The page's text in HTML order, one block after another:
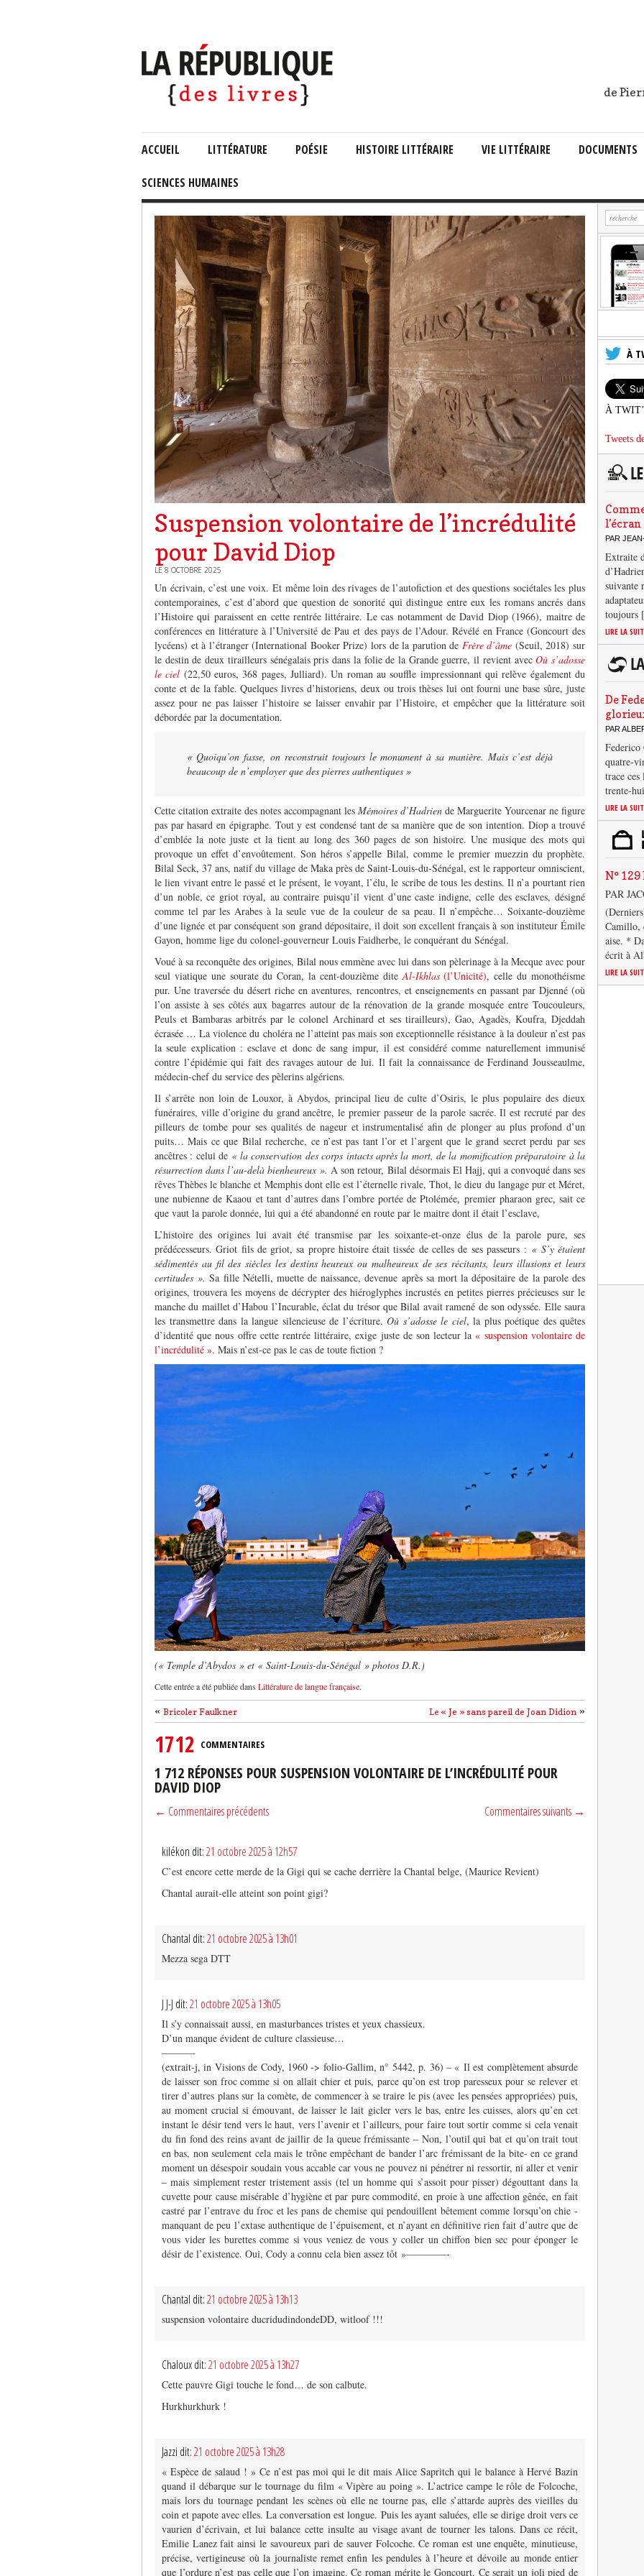
de
ACCUEIL LITTÉRATURE POÉSIE HISTOIRE LITTÉRAIRE VIE LITTÉRAIRE DOCUMENTS
SCIENCES HUMAINES
Suspension volontaire de l’incrédulité
pour David Diop
LE 8 OCTOBRE 2025
Un écrivain, c’est une voix. Et même loin des rivages de l’autofiction et des questions sociétales les plus
contemporaines, c’est d’abord que question de sonorité qui distingue entre eux les romans ancrés dans
l’Histoire qui paraissent en cette rentrée littéraire. Le cas notamment de David Diop (1966), maitre de
conférences en littérature à l’Université de Pau et des pays de l’Adour. Révélé en France (Goncourt des
lycéens) et à l’étranger (International Booker Prize) lors de la parution de Frère d’âme (Seuil, 2018) sur
le destin de deux tirailleurs sénégalais pris dans la folie de la Grande guerre, il revient avec Où s’adosse
le ciel (22,50 euros, 368 pages, Julliard). Un roman au souffle impressionnant qui relève également du
conte et de la fable. Quelques livres d’historiens, deux ou trois thèses lui ont fourni une base sûre, juste
assez pour ne pas laisser l’histoire se laisser envahir par l’Histoire, et empêcher que la littérature soit
débordée par la documentation.
« Quoiqu’on fasse, on reconstruit toujours le monument à sa manière. Mais c’est déjà
beaucoup de n’employer que des pierres authentiques »
Cette citation extraite des notes accompagnant les Mémoires d’Hadrien de Marguerite Yourcenar ne figure
pas par hasard en épigraphe. Tout y est condensé tant de sa manière que de son intention. Diop a trouvé
d’emblée la note juste et la tient au long des 360 pages de son histoire. Une musique des mots qui
provoque un effet d’envoûtement. Son héros s’appelle Bilal, comme le premier muezzin du prophète.
Bilal Seck, 37 ans, natif du village de Maka près de Saint-Louis-du-Sénégal, est le rapporteur omniscient,
le lien vivant entre le passé et le présent, le voyant, l’élu, le scribe de tous les destins. Il n’a pourtant rien
d’un noble, ce griot royal, au contraire puisqu’il vient d’une caste indigne, celle des esclaves, désigné
comme tel par les Arabes à la seule vue de la couleur de sa peau. Il n’empêche… Soixante-douzième
d’une lignée et par conséquent son grand dépositaire, il doit son excellent français à son instituteur Émile
Gayon, homme lige du colonel-gouverneur Louis Faidherbe, le conquérant du Sénégal.
Voué à sa reconquête des origines, Bilal nous emmène avec lui dans son pèlerinage à la Mecque avec pour
seul viatique une sourate du Coran, la cent-douzième dite Al-Ikhlas(l’Unicité), celle du monothéisme
pur. Une traversée du désert riche en aventures, rencontres, et enseignements en passant par Djenné (où
l’on assiste à ses côtés aux bagarres autour de la rénovation de la grande mosquée entre Toucouleurs,
Peuls et Bambaras arbitrés par le colonel Archinard et ses tirailleurs), Gao, Agadès, Koufra, Djeddah
écrasée … La violence du choléra ne l’atteint pas mais son exceptionnelle résistance à la douleur n’est pas
la seule explication : esclave et donc de sang impur, il est considéré comme naturellement immunisé
contre l’épidémie qui fait des ravages autour de lui. Il fait la connaissance de Ferdinand Jousseaulme,
médecin-chef du service des pèlerins algériens.
Il s’arrête non loin de Louxor, à Abydos, principal lieu de culte d’Osiris, le plus populaire des dieux
funéraires, ville d’origine du grand ancêtre, le premier passeur de la parole sacrée. Il est recruté par des
pilleurs de tombe pour ses qualités de nageur et instrumentalisé afin de plonger au plus profond d’un
puits… Mais ce que Bilal recherche, ce n’est pas tant l’or et l’argent que le grand secret perdu par ses
ancêtres : celui de « la conservation des corps intacts après la mort, de la momification préparatoire à la
résurrection dans l’au-delà bienheureux ». A son retour, Bilal désormais El Hajj, qui a convoqué dans ses
rêves Thèbes le blanche et Memphis dont elle est l’éternelle rivale, Thot, le dieu du langage pur et Méret,
une nubienne de Kaaou et tant d’autres dans l’ombre portée de Ptolémée, premier pharaon grec, sait ce
que vaut la parole donnée, lui qui a été abandonné en route par le maitre dont il était l’esclave,
L’histoire des origines lui avait été transmise par les soixante-et-onze élus de la parole pure, ses
prédécesseurs. Griot fils de griot, sa propre histoire était tissée de celles de ses passeurs : « S’y étaient
sédimentés au fil des siècles les destins heureux ou malheureux de ses récitants, leurs illusions et leurs
certitudes ». Sa fille Nételli, muette de naissance, devenue après sa mort la dépositaire de la parole des
origines, trouvera les moyens de décrypter des hiéroglyphes incrustés en petites pierres précieuses sur le
manche du maillet d’Habou l’Incurable, éclat du trésor que Bilal avait ramené de son odyssée. Elle saura
les transmettre dans la langue silencieuse de l’écriture. Où s’adosse le ciel, la plus poétique des quêtes
d’identité que nous offre cette rentrée littéraire, exige juste de son lecteur la « suspension volontaire de
l’incrédulité ». Mais n’est-ce pas le cas de toute fiction ?
(« Temple d’Abydos » et « Saint-Louis-du-Sénégal » photos D.R.)
Cette entrée a été publiée dans Littérature de langue française.
Le « Je » sans pareil de Joan Didion »
« Bricoler Faulkner
1712 COMMENTAIRES
1 712 RÉPONSES POUR SUSPENSION VOLONTAIRE DE L’INCRÉDULITÉ POUR
DAVID DIOP
← Commentaires précédents Commentaires suivants →
kilékon dit:21 octobre 2025 à 12h57
C’est encore cette merde de la Gigi qui se cache derrière la Chantal belge, (Maurice Revient)
Chantal aurait-elle atteint son point gigi?
Chantal dit:21 octobre 2025 à 13h01
Mezza sega DTT
J J-J dit:21 octobre 2025 à 13h05
Il s’y connaissait aussi, en masturbances tristes et yeux chassieux.
D’un manque évident de culture classieuse…
———-
(extrait-j, in Visions de Cody, 1960 -> folio-Gallim, n° 5442, p. 36) – « Il est complètement absurde
de laisser son froc comme si on allait chier et puis, parce qu’on est trop paresseux pour se relever et
tirer d’autres plans sur la comète, de commencer à se traire le pis (avec les pensées appropriées) puis,
au moment crucial si émouvant, de laisser le lait gicler vers le bas, entre les cuisses, alors qu’en cet
instant le désir tend vers le haut, vers l’avenir et l’ailleurs, pour faire tout sortir comme si cela venait
du fin fond des reins avant de jaillir de la queue frémissante – Non, l’outil qui bat et qu’on trait tout
en bas, non seulement cela mais le trône empêchant de bander l’arc frémissant de la bite- en ce grand
moment un désespoir soudain vous accable car vous ne pouvez ni pénétrer ni ressortir, ni aller et venir
– mais simplement rester tristement assis (tel un homme qui s’assoit pour pisser) dégouttant dans la
cuvette pour cause misérable d’hygiène et par pure commodité, en proie à une affection gênée, en fait
castré par l’entrave du froc et les pans de chemise qui pendouillent bêtement comme lorsqu’on chie -
manquant de peu l’extase authentique de l’épuisement, et n’ayant en définitive rien fait d’autre que de
vous vider les burettes comme si vous veniez de vous y coller un chiffon bien sec pour éponger le
désir de l’existence. Oui, Cody a connu cela bien assez tôt »————-
Chantal dit:21 octobre 2025 à 13h13
suspension volontaire ducridudindondeDD, witloof !!!
Chaloux dit:21 octobre 2025 à 13h27
Cette pauvre Gigi touche le fond… de son calbute.
Hurkhurkhurk !
Jazzi dit:21 octobre 2025 à 13h28
« Espèce de salaud ! » Ce n’est pas moi qui le dit mais Alice Sapritch qui le balance à Hervé Bazin
quand il débarque sur le tournage du film « Vipère au poing ». L’actrice campe le rôle de Folcoche,
mais lors du tournage pendant les scènes où elle ne tourne pas, elle s’attarde auprès des vieilles du
coin et papote avec elles. La conversation est longue. Puis les ayant saluées, elle se dirige droit vers ce
vaurien d’écrivain, et lui balance cette insulte au visage avant de tourner les talons. Dans ce récit,
Emilie Lanez fait ainsi le savoureux pari de sauver Folcoche. Ce roman est une enquête, minutieuse,
précise, vertigineuse où la journaliste remet enfin les pendules à l’heure et dévoile au monde entier
que l’ordure n’est pas celle que l’on imagine. Ce roman mérite le Goncourt. Ce serait un joli pied de
À
À
Tweets
l’écran
PAR
Extraite
suivante
LIRE LA
De
PAR
quatre-
trace
trente-
LIRE LA
N°
PAR
Camillo,
aise. *
écrit à
LIRE LA